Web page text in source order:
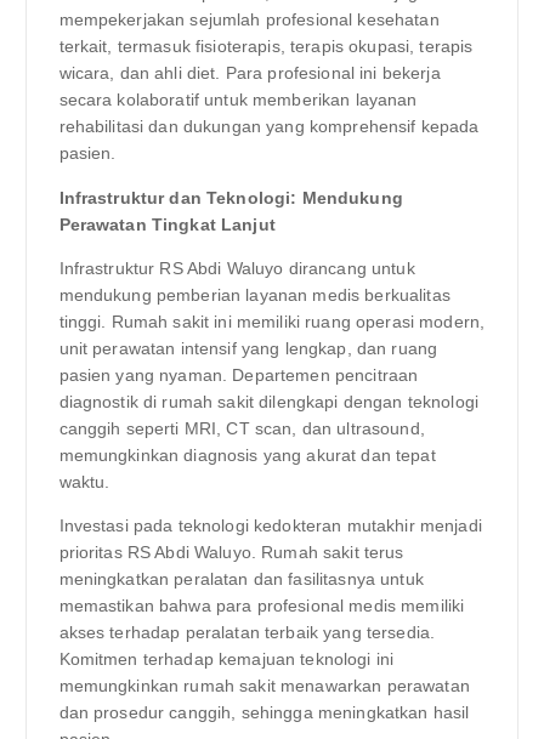
mempekerjakan sejumlah profesional kesehatan
terkait, termasuk fisioterapis, terapis okupasi, terapis
wicara, dan ahli diet. Para profesional ini bekerja
secara kolaboratif untuk memberikan layanan
rehabilitasi dan dukungan yang komprehensif kepada
pasien.
Infrastruktur dan Teknologi: Mendukung
Perawatan Tingkat Lanjut
Infrastruktur RS Abdi Waluyo dirancang untuk
mendukung pemberian layanan medis berkualitas
tinggi. Rumah sakit ini memiliki ruang operasi modern,
unit perawatan intensif yang lengkap, dan ruang
pasien yang nyaman. Departemen pencitraan
diagnostik di rumah sakit dilengkapi dengan teknologi
canggih seperti MRI, CT scan, dan ultrasound,
memungkinkan diagnosis yang akurat dan tepat
waktu.
Investasi pada teknologi kedokteran mutakhir menjadi
prioritas RS Abdi Waluyo. Rumah sakit terus
meningkatkan peralatan dan fasilitasnya untuk
memastikan bahwa para profesional medis memiliki
akses terhadap peralatan terbaik yang tersedia.
Komitmen terhadap kemajuan teknologi ini
memungkinkan rumah sakit menawarkan perawatan
dan prosedur canggih, sehingga meningkatkan hasil